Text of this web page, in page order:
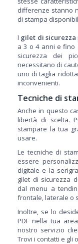
differenze stanno
di stampa
I gilet di sicurezza
a 3 o 4 anni e fino
sicurezza dei
necessitano di
uno di taglia
inconvenienti.
Tecniche di
Anche in questo
libertà di scelta.
stampare la tua
usare.
Le tecniche di
essere
digitale e la
gilet di sicurezza
dal menu a
frontale, laterale o
Inoltre, se lo
PDF nella tua
nostro servizio
Trovi i contatti e gli